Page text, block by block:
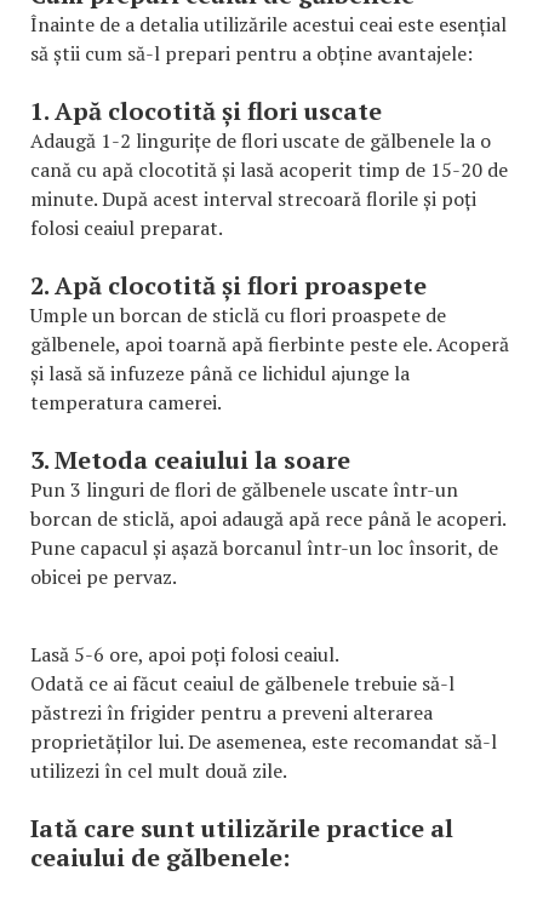
Înainte de a detalia utilizările acestui ceai este esențial
să știi cum să-l prepari pentru a obține avantajele:
1. Apă clocotită și flori uscate
Adaugă 1-2 lingurițe de flori uscate de gălbenele la o
cană cu apă clocotită și lasă acoperit timp de 15-20 de
minute. După acest interval strecoară florile și poți
folosi ceaiul preparat.
2. Apă clocotită și flori proaspete
Umple un borcan de sticlă cu flori proaspete de
gălbenele, apoi toarnă apă fierbinte peste ele. Acoperă
și lasă să infuzeze până ce lichidul ajunge la
temperatura camerei.
3. Metoda ceaiului la soare
Pun 3 linguri de flori de gălbenele uscate într-un
borcan de sticlă, apoi adaugă apă rece până le acoperi.
Pune capacul și așază borcanul într-un loc însorit, de
obicei pe pervaz.
Lasă 5-6 ore, apoi poți folosi ceaiul.
Odată ce ai făcut ceaiul de gălbenele trebuie să-l
păstrezi în frigider pentru a preveni alterarea
proprietăților lui. De asemenea, este recomandat să-l
utilizezi în cel mult două zile.
Iată care sunt utilizările practice al
ceaiului de gălbenele: